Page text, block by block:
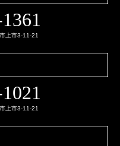
上市3-11-21
上市3-11-21